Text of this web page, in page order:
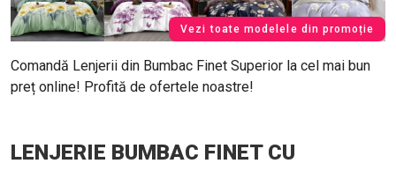
Vezi toate modelele din promoție
Comandă Lenjerii din Bumbac Finet Superior la cel mai bun
preț online! Profită de ofertele noastre!
LENJERIE BUMBAC FINET CU